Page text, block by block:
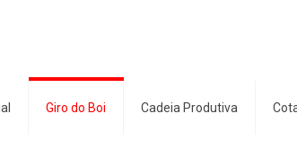
Giro do Boi Cadeia Produtiva